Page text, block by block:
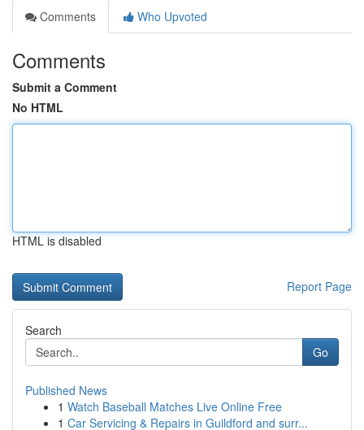
Comments
Who Upvoted
Comments
Submit a Comment
No HTML
HTML is disabled
Report Page
Search
Go
Published News
1 Watch Baseball Matches Live Online Free
1 Car Servicing & Repairs in Guildford and surr...